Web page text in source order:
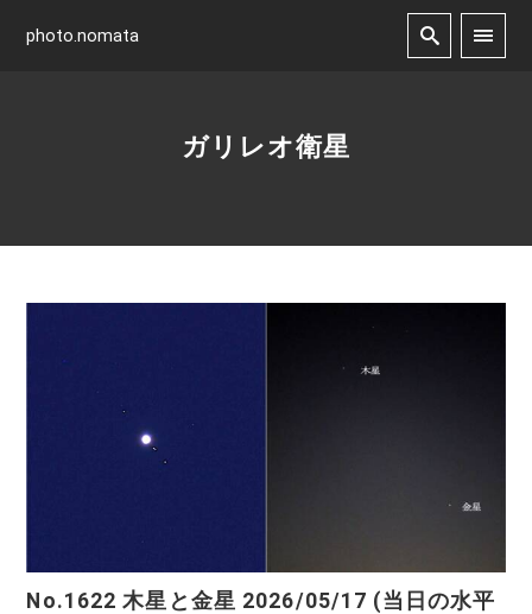
photo.nomata
ガリレオ衛星
No.1622 木星と金星 2026/05/17 (当日の水平